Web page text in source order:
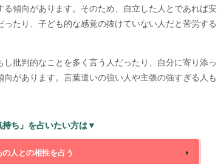
傾向があります。そのため、自立した人とであれば安
たり、子ども的な感覚の抜けていない人だと苦労する
批判的なことを多く言う人だったり、自分に寄り添っ
があります。言葉遣いの強い人や主張の強すぎる人も
ち」を占いたい方は▼
人との相性を占う